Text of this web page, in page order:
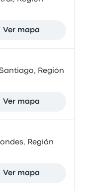
Ver mapa
Región
Ver mapa
Región
Ver mapa